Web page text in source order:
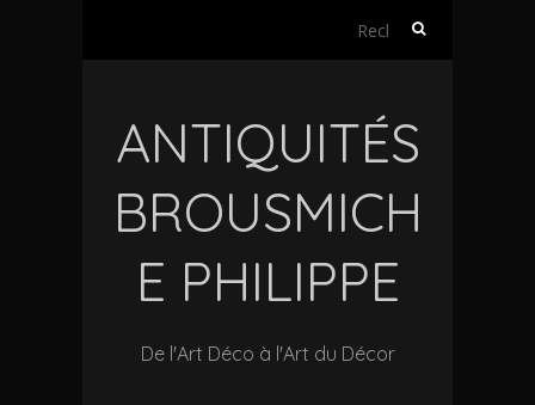
Rechercher :
ANTIQUITÉS
BROUSMICH
E PHILIPPE
De l'Art Déco à l'Art du Décor